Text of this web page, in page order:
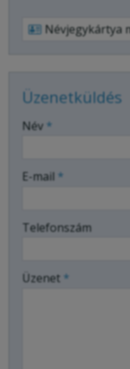
Névjegykártya
Üzenetküldés
-
-
Név *
E-mail *
Telefonszám
Üzenet *